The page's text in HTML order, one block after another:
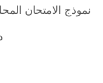
نموذج الامتحان